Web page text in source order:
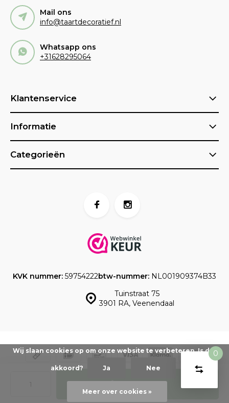
Toevoegen
Mail ons
info@taartdecoratief.nl
Whatsapp ons
+31628295064
Klantenservice
Informatie
Categorieën
Tuinstraat 75
3901 RA, Veenendaal
KVK nummer: 59754222btw-nummer: NL001909374B33
Wij slaan cookies op om onze website te verbeteren. Is dat
akkoord? Ja Nee
Meer over cookies »
0
Vergelijk
Verwijder
U
Start